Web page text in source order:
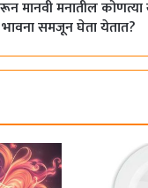
मानवी मनातील
भावना समजून घेता येतात?